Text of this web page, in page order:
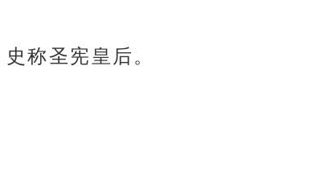
称圣宪皇后。